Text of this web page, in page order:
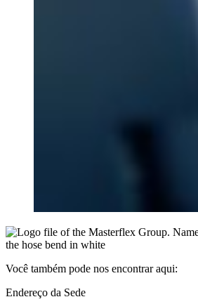
Você também pode nos encontrar aqui:
Endereço da Sede